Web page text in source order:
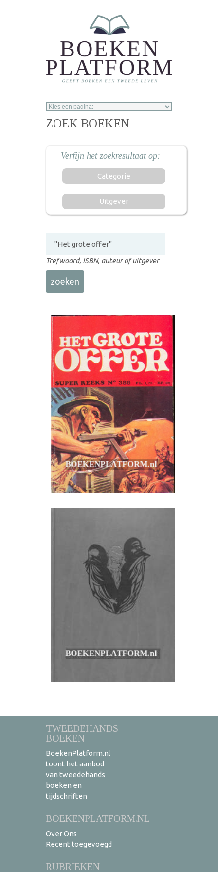
ZOEK BOEKEN
Categorie
Uitgever
Trefwoord, ISBN, auteur of uitgever
TWEEDEHANDS
BOEKEN
BoekenPlatform.nl
toont het aanbod
van tweedehands
boeken en
tijdschriften
BOEKENPLATFORM.NL
Over Ons
Recent toegevoegd
RUBRIEKEN